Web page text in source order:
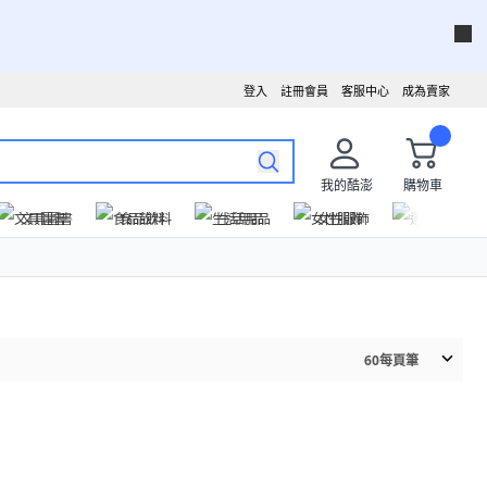
成為賣家
客服中心
註冊會員
登入
我的酷澎
購物車
文具圖書
食品飲料 生活用品 女性服飾
60每頁筆